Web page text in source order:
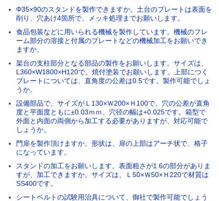
Φ35×90のスタンドを製作できますか。土台のプレートは表面を
削り、穴あけ4箇所で、メッキ処理までお願いします。
食品包装などに用いられる機械を製作しています。機械のフレ
ーム部分の溶接と付属のプレートなどの機械加工をお願いでき
ますか。
架台の支柱部分となる部品の製作をお願いします。サイズは、
L360×W1800×H120で、焼付塗装でお願いします。上部につく
プレートについては、直角度の公差は0.5です。製作可能でしょ
うか。
設備部品で、サイズがＬ130×Ｗ200×Ｈ100で、穴の公差が直角
度と平面度ともに±0.03ｍｍ、穴径の幅は+0.025です。箱型で
外面と内面の両側から加工する必要がありますが、対応可能で
しょうか。
門扉を製作頂けますか。形状は、扉の上部はアーチ状で、格子
になっています。
スタンドの加工をお願いします。表面粗さが1.6の部分がありま
すが、加工できますか。サイズは、Ｌ50×Ｗ50×Ｈ220で材質は
SS400です。
シートベルトの試験用治具について、御社で製作可能でしょう